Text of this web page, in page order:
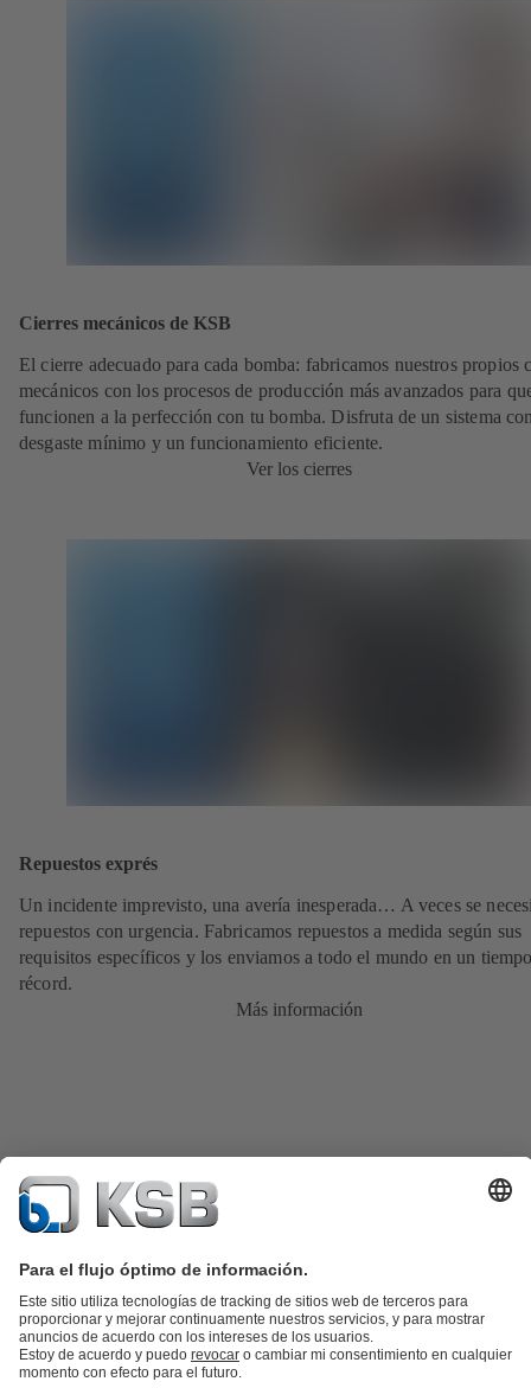
Cierres mecánicos de KSB
El cierre adecuado para cada bomba: fabricamos nuestros propios
mecánicos con los procesos de producción más avanzados para
funcionen a la perfección con tu bomba. Disfruta de un sistema
desgaste mínimo y un funcionamiento eficiente.
Ver los cierres
Repuestos exprés
Un incidente imprevisto, una avería inesperada… A veces se
repuestos con urgencia. Fabricamos repuestos a medida según sus
requisitos específicos y los enviamos a todo el mundo en un
récord.
Más información
Catálogo de productosRepuestos KSB